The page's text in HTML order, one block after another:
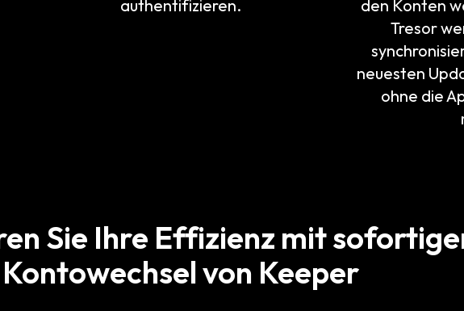
authentifizieren.
den Konten
Tresor
neuesten
ohne die
Sie Ihre Effizienz mit
Kontowechsel von Keeper